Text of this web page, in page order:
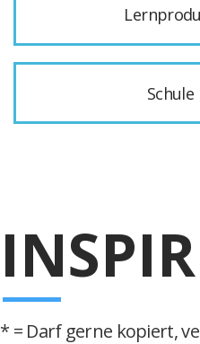
Schule
* = Darf gerne kopiert,